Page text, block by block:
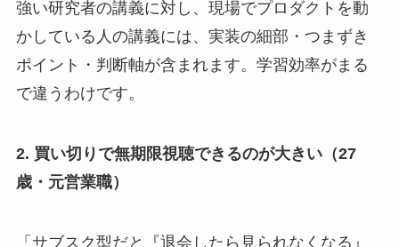
強い研究者の講義に対し、現場でプロダクトを動
かしている人の講義には、実装の細部・つまずき
ポイント・判断軸が含まれます。学習効率がまる
で違うわけです。
2. 買い切りで無期限視聴できるのが大きい（27
歳・元営業職）
「サブスク型だと『退会したら見られなくなる』